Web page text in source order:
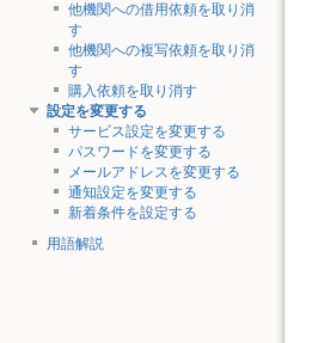
他機関への借用依頼を取り消
す
他機関への複写依頼を取り消
す
購入依頼を取り消す
設定を変更する
サービス設定を変更する
パスワードを変更する
メールアドレスを変更する
通知設定を変更する
新着条件を設定する
用語解説